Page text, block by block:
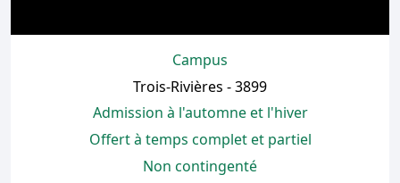
Campus
Trois-Rivières - 3899
Admission à l'automne et l'hiver
Offert à temps complet et partiel
Non contingenté